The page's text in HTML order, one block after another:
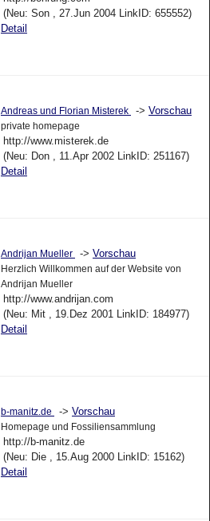
(Neu: Son , 27.Jun 2004 LinkID: 655552)
Detail
Andreas und Florian Misterek -> Vorschau
private homepage
http://www.misterek.de
(Neu: Don , 11.Apr 2002 LinkID: 251167)
Detail
Andrijan Mueller -> Vorschau
Herzlich Willkommen auf der Website von
Andrijan Mueller
http://www.andrijan.com
(Neu: Mit , 19.Dez 2001 LinkID: 184977)
Detail
b-manitz.de -> Vorschau
Homepage und Fossiliensammlung
http://b-manitz.de
(Neu: Die , 15.Aug 2000 LinkID: 15162)
Detail